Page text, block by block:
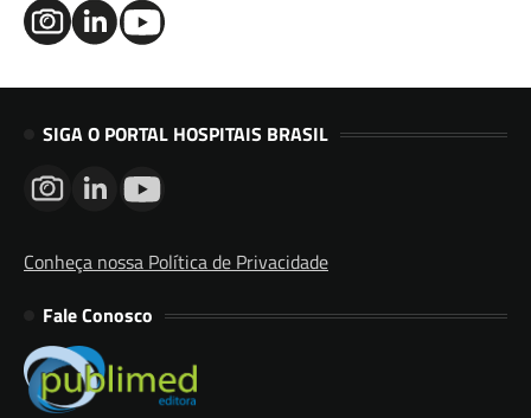
SIGA O PORTAL HOSPITAIS BRASIL
Conheça nossa Política de Privacidade
Fale Conosco